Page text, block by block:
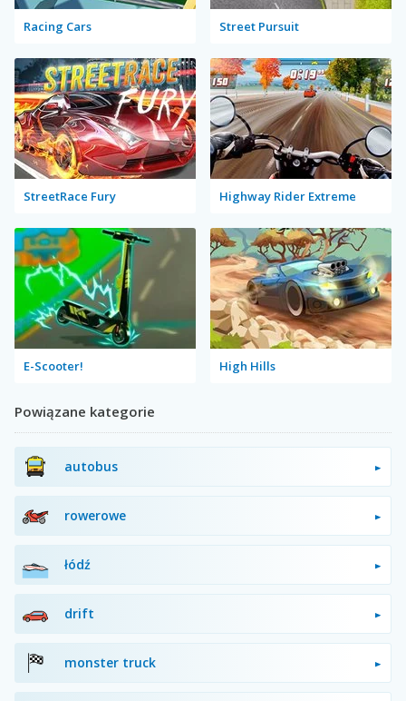
Racing Cars Street Pursuit
StreetRace Fury Highway Rider Extreme
E-Scooter! High Hills
Powiązane kategorie
autobus
rowerowe
łódź
drift
monster truck